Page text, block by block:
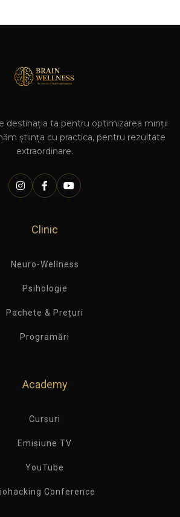
destinația ta pentru optimizarea minții
știința cu practica, pentru rezultate
extraordinare.
Clinic
Neuro-Wellness
Psihologie
Pachete & Prețuri
Programări
Academy
Cursuri
Emisiune TV
YouTube
Conference